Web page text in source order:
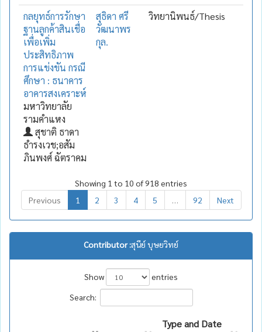
กลยุทธ์การรักษา
ฐานลูกค้าสินเชื่อ
เพื่อเพิ่ม
ประสิทธิภาพ
การแข่งขัน กรณี
ศึกษา : ธนาคาร
อาคารสงเคราะห์
มหาวิทยาลัย
รามคำแหง
สุชาติ ธาดา
ธำรงเวช;อสัม
ภินพงศ์ ฉัตราคม
สุธิดา ศรี
วัฒนาพร
กุล.
วิทยานิพนธ์/Thesis
Showing 1 to 10 of 918 entries
Previous
1 2 3 4 5 92 Next
Contributor :สุนีย์ บุษยวิทย์
Show
entries
Search:
Type and Date